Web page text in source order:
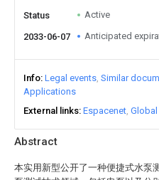
Abstract
本实用新型公开了一种便捷式水泵
Status Active
2033-06-07 Anticipated
Info Legal events Similar
Applications
External links Espacenet